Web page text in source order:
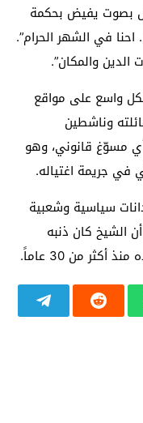
بصوت يفيض بحكمة
في الشهر الحرام”.
الدين والمكان”.
واسع على مواقع
وناشطين
مسوّغ قانوني، وهو
في جريمة اغتياله.
سياسية وشعبية
الشيخ كان ذنبه
من 30 عاماً.